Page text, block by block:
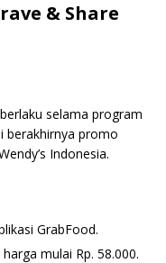
& Share
selama program
berakhirnya promo
Indonesia.
GrabFood.
mulai Rp. 58.000.